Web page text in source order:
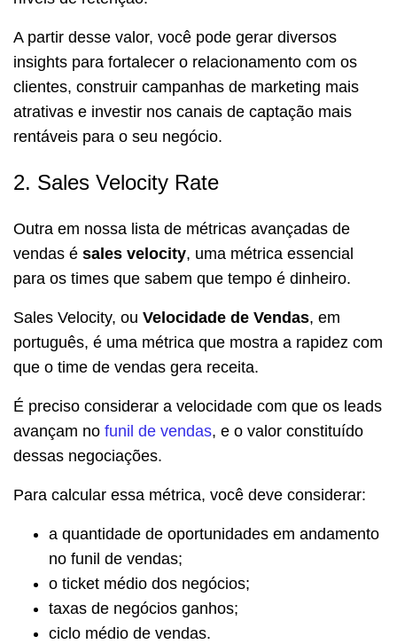
A partir desse valor, você pode gerar diversos
insights para fortalecer o relacionamento com os
clientes, construir campanhas de marketing mais
atrativas e investir nos canais de captação mais
rentáveis para o seu negócio.
2. Sales Velocity Rate
Outra em nossa lista de métricas avançadas de
vendas é sales velocity, uma métrica essencial
para os times que sabem que tempo é dinheiro.
Sales Velocity, ou Velocidade de Vendas, em
português, é uma métrica que mostra a rapidez com
que o time de vendas gera receita.
É preciso considerar a velocidade com que os leads
avançam no funil de vendas, e o valor constituído
dessas negociações.
Para calcular essa métrica, você deve considerar:
a quantidade de oportunidades em andamento
no funil de vendas;
o ticket médio dos negócios;
taxas de negócios ganhos;
ciclo médio de vendas.